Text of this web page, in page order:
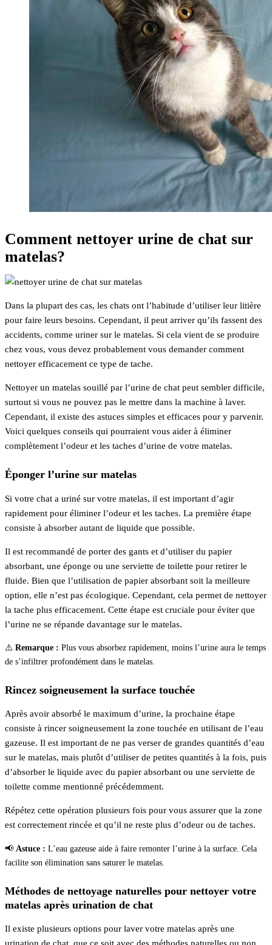
Comment nettoyer urine de chat sur
matelas?
Dans la plupart des cas, les chats ont l’habitude d’utiliser leur litière
pour faire leurs besoins. Cependant, il peut arriver qu’ils fassent des
accidents, comme uriner sur le matelas. Si cela vient de se produire
chez vous, vous devez probablement vous demander comment
nettoyer efficacement ce type de tache.
Nettoyer un matelas souillé par l’urine de chat peut sembler difficile,
surtout si vous ne pouvez pas le mettre dans la machine à laver.
Cependant, il existe des astuces simples et efficaces pour y parvenir.
Voici quelques conseils qui pourraient vous aider à éliminer
complètement l’odeur et les taches d’urine de votre matelas.
Éponger l’urine sur matelas
Si votre chat a uriné sur votre matelas, il est important d’agir
rapidement pour éliminer l’odeur et les taches. La première étape
consiste à absorber autant de liquide que possible.
Il est recommandé de porter des gants et d’utiliser du papier
absorbant, une éponge ou une serviette de toilette pour retirer le
fluide. Bien que l’utilisation de papier absorbant soit la meilleure
option, elle n’est pas écologique. Cependant, cela permet de nettoyer
la tache plus efficacement. Cette étape est cruciale pour éviter que
l’urine ne se répande davantage sur le matelas.
⚠️ Remarque : Plus vous absorbez rapidement, moins l’urine aura le temps
de s’infiltrer profondément dans le matelas.
Rincez soigneusement la surface touchée
Après avoir absorbé le maximum d’urine, la prochaine étape
consiste à rincer soigneusement la zone touchée en utilisant de l’eau
gazeuse. Il est important de ne pas verser de grandes quantités d’eau
sur le matelas, mais plutôt d’utiliser de petites quantités à la fois, puis
d’absorber le liquide avec du papier absorbant ou une serviette de
toilette comme mentionné précédemment.
Répétez cette opération plusieurs fois pour vous assurer que la zone
est correctement rincée et qu’il ne reste plus d’odeur ou de taches.
📢 Astuce : L’eau gazeuse aide à faire remonter l’urine à la surface. Cela
facilite son élimination sans saturer le matelas.
Méthodes de nettoyage naturelles pour nettoyer votre
matelas après urination de chat
Il existe plusieurs options pour laver votre matelas après une
urination de chat, que ce soit avec des méthodes naturelles ou non.